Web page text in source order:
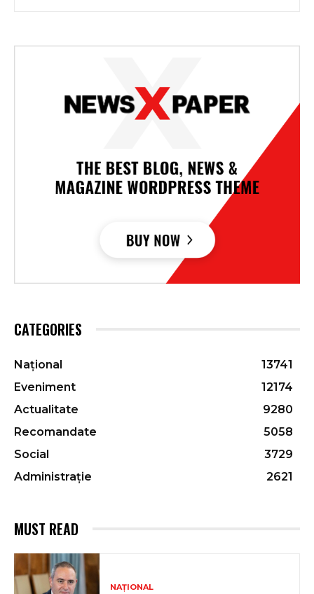
CATEGORIES
Național
13741
Eveniment
12174
Actualitate
9280
Recomandate
5058
Social
3729
Administrație
2621
MUST READ
NAȚIONAL